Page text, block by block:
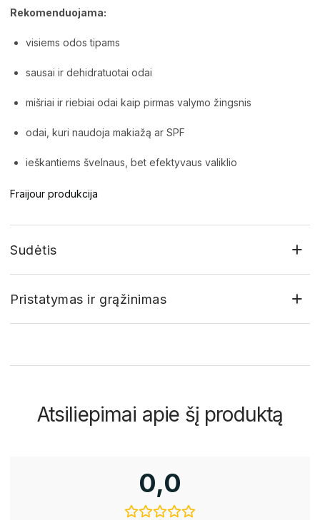
Rekomenduojama:
visiems odos tipams
sausai ir dehidratuotai odai
mišriai ir riebiai odai kaip pirmas valymo žingsnis
odai, kuri naudoja makiažą ar SPF
ieškantiems švelnaus, bet efektyvaus valiklio
Fraijour produkcija
Sudėtis +
Pristatymas ir grąžinimas +
Atsiliepimai apie šį produktą
0,0